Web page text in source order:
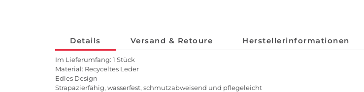
Details Versand & Retoure Herstellerinformationen
Im Lieferumfang: 1 Stück
Material: Recyceltes Leder
Edles Design
Strapazierfähig, wasserfest, schmutzabweisend und pflegeleicht